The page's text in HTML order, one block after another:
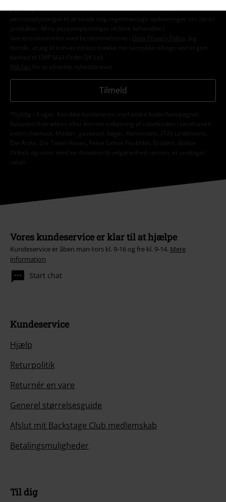
jegaccepterer, at EMP Mail Order UK Ltd må behandle mine
personoplysninger til at sende mig regelmæssige opdateringer om deres
produkter. Mine personoplysninger vil blive behandlet i
overensstemmelse med bestemmelserne i
Data Privacy Policy
. Jeg
forstår, at jeg til enhver tid kan trække mit samtykke tilbage ved at give
besked til EMP Mail Order UK Ltd.
Klik her
for at afmelde nyhedsbrevet.
Tilmeld
*Gyldig i 4 uger. Kan ikke kombineres med andre koder/kampagner.
Rabatten fratrækkes efter korrekt indløsning af rabatkoden i varekurven
inden checkout. Medier, gavekort, bøger, Rammstein, (Till) Lindemann,
Die Ärzte, Die Toten Hosen, Feine Sahne Fischfilet, Broilers, Böhse
Onkelz og varer med en donation til velgørenhed i prisen, er undtaget
rabat.
Vores kundeservice er klar til at hjælpe
Kundeservice er åben man-tors kl. 9-16 og fre kl. 9-14. Mere
information
Start chat
Kundeservice
Hjælp
Returpolitik
Returnér en vare
Generel størrelsesguide
Afslut mit Backstage Club medlemskab
Betalingsmuligheder
Til dig